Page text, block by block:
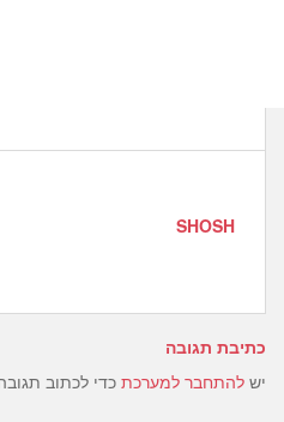
SHOSH
כתיבת תגובה
יש להתחבר למערכת כדי לכתוב